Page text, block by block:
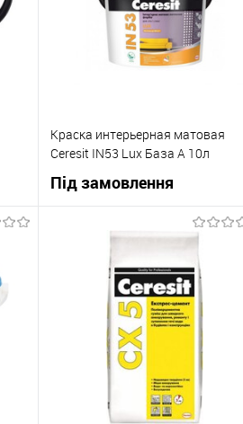
Під
замовлення
Краска интерьерная матовая
Ceresit IN53 Lux База А 10л
Під замовлення
В корзину
Купити в 1 клік
До
порівняння
В вибране
Під
замовлення